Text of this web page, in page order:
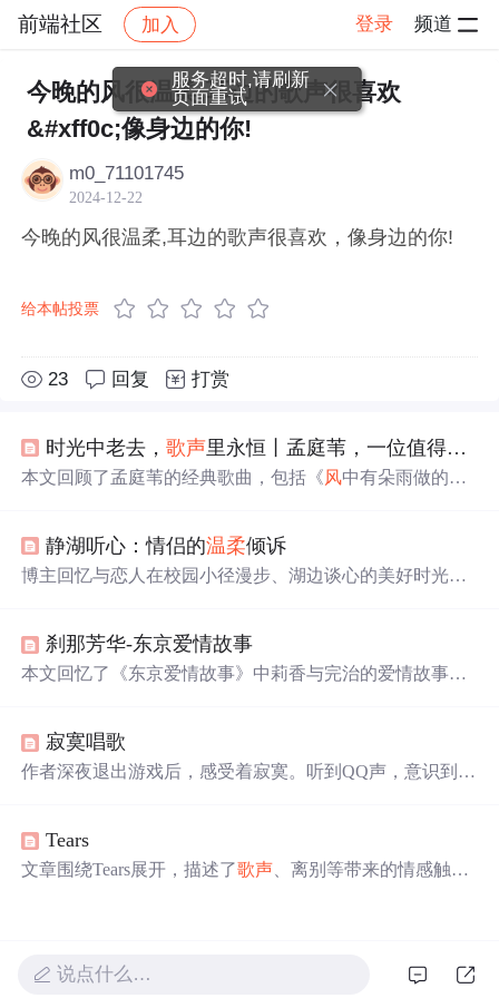
前端社区 加入 登录 频道
社区 前端社区 感慨 帖子详情
今晚的风很温柔,耳边的歌声很喜欢
&#xff0c;像身边的你!
m0_71101745
2024-12-22
今晚的风很温柔,耳边的歌声很喜欢，像身边的你!
给本帖投票
23 回复 打赏
时光中老去，歌声里永恒丨孟庭苇，一位值得被岁月
本文回顾了孟庭苇的经典歌曲，包括《风中有朵雨做的
曲背后的情感，以及U-ONE蓝牙音箱如何提升听感体验。
静湖听心：情侣的温柔倾诉
博主回忆与恋人在校园小径漫步、湖边谈心的美好时光。
等未来生活，画面温馨美好。
刹那芳华-东京爱情故事
本文回忆了《东京爱情故事》中莉香与完治的爱情故事，
作者感慨年轻相爱要
寂寞唱歌
作者深夜退出游戏后，感受着寂寞。听到QQ声，意识到网
爱的复杂情感。
Tears
文章围绕Tears展开，描述了歌声、离别等带来的情感触
说点什么…
服务超时,请刷新
页面重试